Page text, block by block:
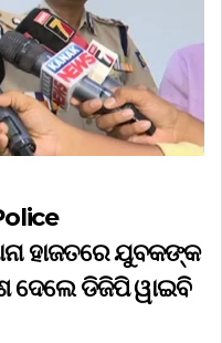
ହାଜତରେ ଯୁବକଙ୍କ
ଦେଲେ ଡିଜିପି ୱାଇବି